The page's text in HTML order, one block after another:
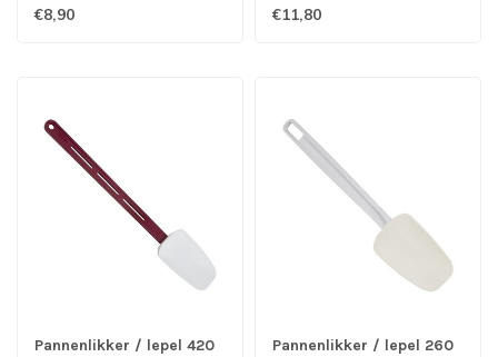
€8,90 €11,80
Pannenlikker / lepel 420
Pannenlikker / lepel 260